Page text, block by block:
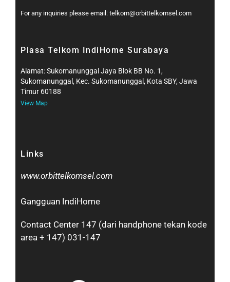
For any inquiries please email: telkom@orbittelkomsel.com
Plasa Telkom IndiHome Surabaya
Alamat: Sukomanunggal Jaya Blok BB No. 1,
Sukomanunggal, Kec. Sukomanunggal, Kota SBY, Jawa
Timur 60188
View Map
Links
www.orbittelkomsel.com
Gangguan IndiHome
Contact Center 147 (dari handphone tekan kode
area + 147) 031-147